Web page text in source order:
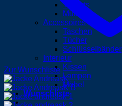
T-Shirts
Mützen
Accessoires
Taschen
Tücher
Schlüsselbänder
Interieur
Kissen
Lampen
Möbel
Wunschliste
Zur Wunschliste